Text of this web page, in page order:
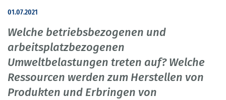
01.07.2021
Welche betriebsbezogenen und
arbeitsplatzbezogenen
Umweltbelastungen treten auf? Welche
Ressourcen werden zum Herstellen von
Produkten und Erbringen von